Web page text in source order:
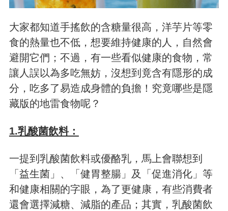
大家都知道手搖飲的含糖量很高，洋芋片等零
食的熱量也不低，想要維持健康的人，自然會
避開它們；不過，有一些看似健康的食物，常
讓人誤以為多吃無妨，沒想到竟含有隱形的成
分，吃多了易造成身體的負擔！究竟哪些是隱
藏版的地雷食物呢？
1.乳酸菌飲料：
一提到乳酸菌飲料或優酪乳，馬上會聯想到
「益生菌」、「健胃整腸」及「促進消化」等
和健康相關的字眼，為了更健康，有些消費者
還會選擇減糖、減脂的產品；其實，乳酸菌飲